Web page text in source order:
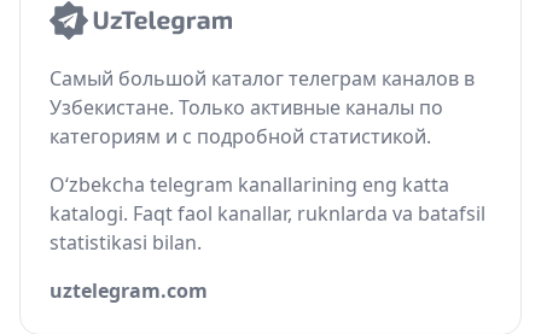
Самый большой каталог телеграм каналов в
Узбекистане. Только активные каналы по
категориям и с подробной статистикой.
O‘zbekcha telegram kanallarining eng katta
katalogi. Faqt faol kanallar, ruknlarda va batafsil
statistikasi bilan.
uztelegram.com